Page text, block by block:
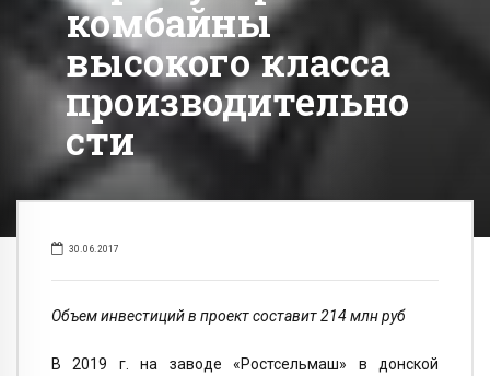
комбайны
высокого класса
производительно
сти
30.06.2017
Объем инвестиций в проект составит 214 млн руб
В 2019 г. на заводе «Ростсельмаш» в донской